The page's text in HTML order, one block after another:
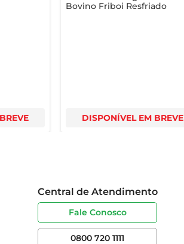
Bovino Friboi Resfriado
DISPONÍVEL EM BREVE
Central de Atendimento
Fale Conosco
0800 720 1111